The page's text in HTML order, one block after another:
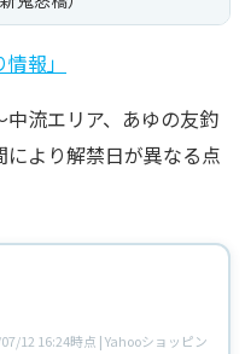
報」
流エリア、あゆの友釣
より解禁日が異なる点
07/12 16:24時点 | Yahooショッピン